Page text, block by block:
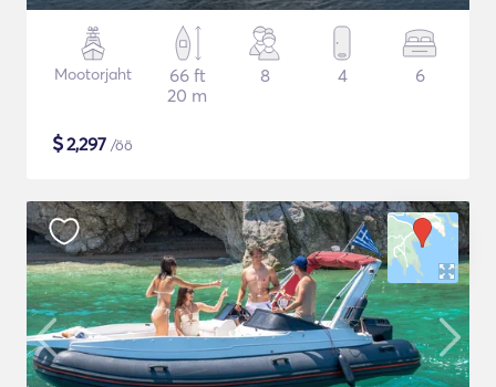
Mootorjaht
66 ft
20 m
8 4 6
$2,297 /öö